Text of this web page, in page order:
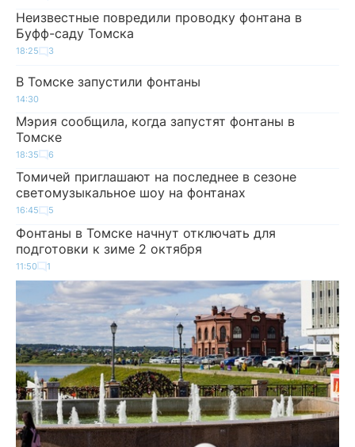
Неизвестные повредили проводку фонтана в
Буфф-саду Томска
18:25 3
В Томске запустили фонтаны
14:30
Мэрия сообщила, когда запустят фонтаны в
Томске
18:35 6
Томичей приглашают на последнее в сезоне
светомузыкальное шоу на фонтанах
16:45 5
Фонтаны в Томске начнут отключать для
подготовки к зиме 2 октября
11:50 1